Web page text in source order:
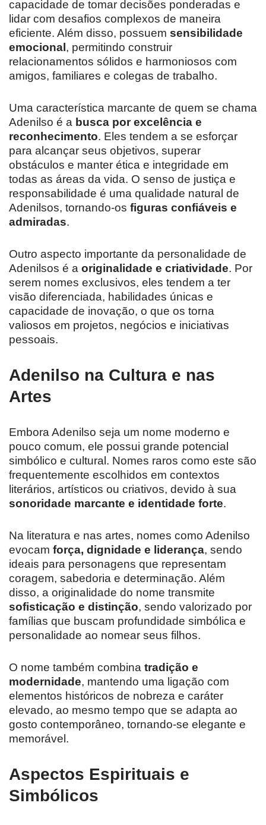
capacidade de tomar decisões ponderadas e
lidar com desafios complexos de maneira
eficiente. Além disso, possuem sensibilidade
emocional , permitindo construir
relacionamentos sólidos e harmoniosos com
amigos, familiares e colegas de trabalho.
Uma característica marcante de quem se chama
Adenilso é a busca por excelência e
reconhecimento. Eles tendem a se esforçar
para alcançar seus objetivos, superar
obstáculos e manter ética e integridade em
todas as áreas da vida. O senso de justiça e
responsabilidade é uma qualidade natural de
Adenilsos, tornando-os figuras confiáveis e
admiradas.
Outro aspecto importante da personalidade de
Adenilsos é a originalidade e criatividade. Por
serem nomes exclusivos, eles tendem a ter
visão diferenciada, habilidades únicas e
capacidade de inovação, o que os torna
valiosos em projetos, negócios e iniciativas
pessoais.
Adenilso na Cultura e nas
Artes
Embora Adenilso seja um nome moderno e
pouco comum, ele possui grande potencial
simbólico e cultural. Nomes raros como este são
frequentemente escolhidos em contextos
literários, artísticos ou criativos, devido à sua
sonoridade marcante e identidade forte.
Na literatura e nas artes, nomes como Adenilso
evocam força, dignidade e liderança, sendo
ideais para personagens que representam
coragem, sabedoria e determinação. Além
disso, a originalidade do nome transmite
sofisticação e distinção, sendo valorizado por
famílias que buscam profundidade simbólica e
personalidade ao nomear seus filhos.
O nome também combina tradição e
modernidade, mantendo uma ligação com
elementos históricos de nobreza e caráter
elevado, ao mesmo tempo que se adapta ao
gosto contemporâneo, tornando-se elegante e
memorável.
Aspectos Espirituais e
Simbólicos